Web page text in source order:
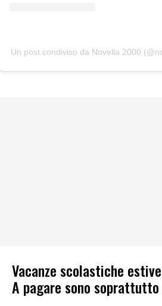
Un post condiviso da Novella 2000
Vacanze scolastiche
A pagare sono soprattutto